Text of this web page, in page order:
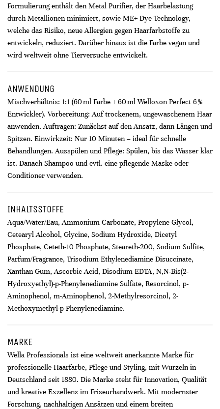
Formulierung enthält den Metal Purifier, der Haarbelastung
durch Metallionen minimiert, sowie ME+ Dye Technology,
welche das Risiko, neue Allergien gegen Haarfarbstoffe zu
entwickeln, reduziert. Darüber hinaus ist die Farbe vegan und
wird weltweit ohne Tierversuche entwickelt.
ANWENDUNG
Mischverhältnis: 1:1 (60 ml Farbe + 60 ml Welloxon Perfect 6 %
Entwickler). Vorbereitung: Auf trockenem, ungewaschenem Haar
anwenden. Auftragen: Zunächst auf den Ansatz, dann Längen und
Spitzen. Einwirkzeit: Nur 10 Minuten – ideal für schnelle
Behandlungen. Ausspülen und Pflege: Spülen, bis das Wasser klar
ist. Danach Shampoo und evtl. eine pflegende Maske oder
Conditioner verwenden.
INHALTSSTOFFE
Aqua/Water/Eau, Ammonium Carbonate, Propylene Glycol,
Cetearyl Alcohol, Glycine, Sodium Hydroxide, Dicetyl
Phosphate, Ceteth-10 Phosphate, Steareth-200, Sodium Sulfite,
Parfum/Fragrance, Trisodium Ethylenediamine Disuccinate,
Xanthan Gum, Ascorbic Acid, Disodium EDTA, N,N-Bis(2-
Hydroxyethyl)-p-Phenylenediamine Sulfate, Resorcinol, p-
Aminophenol, m-Aminophenol, 2-Methylresorcinol, 2-
Methoxymethyl-p-Phenylenediamine.
MARKE
Wella Professionals ist eine weltweit anerkannte Marke für
professionelle Haarfarbe, Pflege und Styling, mit Wurzeln in
Deutschland seit 1880. Die Marke steht für Innovation, Qualität
und kreative Exzellenz im Friseurhandwerk. Mit modernster
Forschung, nachhaltigen Ansätzen und einem breiten